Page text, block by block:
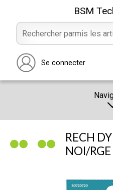
BSM
Se connecter
NOUS
RECH
NOI/RGE